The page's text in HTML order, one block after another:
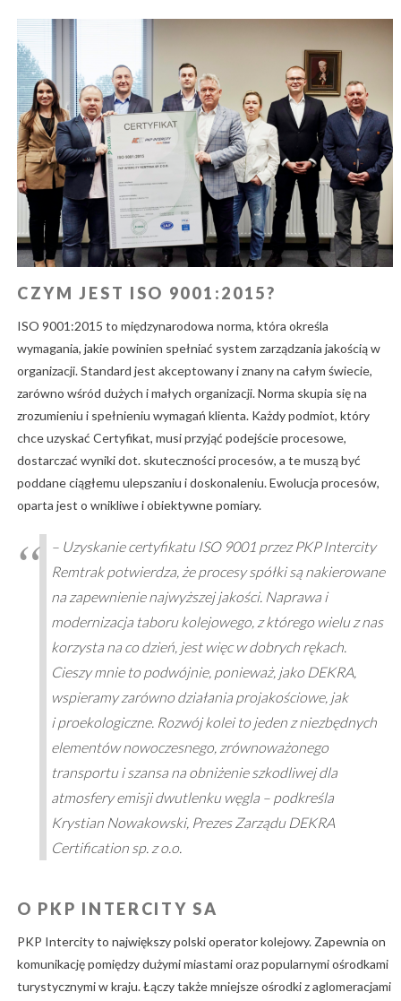
CZYM JEST ISO 9001:2015?
ISO 9001:2015 to międzynarodowa norma, która określa
wymagania, jakie powinien spełniać system zarządzania jakością w
organizacji. Standard jest akceptowany i znany na całym świecie,
zarówno wśród dużych i małych organizacji. Norma skupia się na
zrozumieniu i spełnieniu wymagań klienta. Każdy podmiot, który
chce uzyskać Certyfikat, musi przyjąć podejście procesowe,
dostarczać wyniki dot. skuteczności procesów, a te muszą być
poddane ciągłemu ulepszaniu i doskonaleniu. Ewolucja procesów,
oparta jest o wnikliwe i obiektywne pomiary.
– Uzyskanie certyfikatu ISO 9001 przez PKP Intercity
Remtrak potwierdza, że procesy spółki są nakierowane
na zapewnienie najwyższej jakości. Naprawa i
modernizacja taboru kolejowego, z którego wielu z nas
korzysta na co dzień, jest więc w dobrych rękach.
Cieszy mnie to podwójnie, ponieważ, jako DEKRA,
wspieramy zarówno działania projakościowe, jak
i proekologiczne. Rozwój kolei to jeden z niezbędnych
elementów nowoczesnego, zrównoważonego
transportu i szansa na obniżenie szkodliwej dla
atmosfery emisji dwutlenku węgla – podkreśla
Krystian Nowakowski, Prezes Zarządu DEKRA
Certification sp. z o.o.
O PKP INTERCITY SA
PKP Intercity to największy polski operator kolejowy. Zapewnia on
komunikację pomiędzy dużymi miastami oraz popularnymi ośrodkami
turystycznymi w kraju. Łączy także mniejsze ośrodki z aglomeracjami